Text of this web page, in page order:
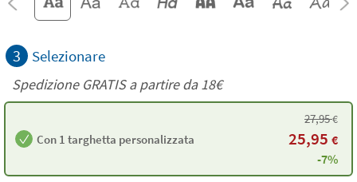
3 Selezionare
Spedizione GRATIS a partire da18€
Con 1 targhetta personalizzata
27,95€
25,95 €
-7%